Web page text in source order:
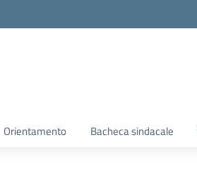
Orientamento Bacheca sindacale